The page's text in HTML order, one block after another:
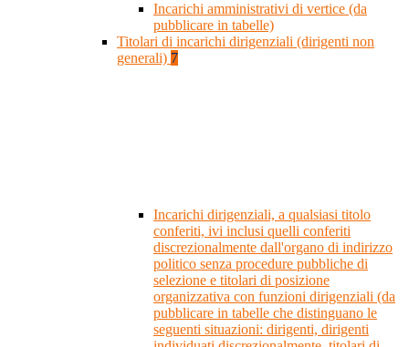
Incarichi amministrativi di vertice (da
pubblicare in tabelle)
Titolari di incarichi dirigenziali (dirigenti non
generali) 7
Incarichi dirigenziali, a qualsiasi titolo
conferiti, ivi inclusi quelli conferiti
discrezionalmente dall'organo di indirizzo
politico senza procedure pubbliche di
selezione e titolari di posizione
organizzativa con funzioni dirigenziali (da
pubblicare in tabelle che distinguano le
seguenti situazioni: dirigenti, dirigenti